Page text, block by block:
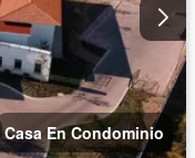
Casa En Condominio